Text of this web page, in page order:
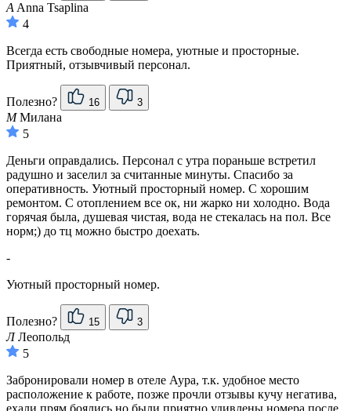
A Anna Tsaplina
4
Всегда есть свободные номера, уютные и просторные.
Приятный, отзывчивый персонал.
Полезно? 16 3
ММилана
5
Деньги оправдались. Персонал с утра пораньше встретил
радушно и заселил за считанные минуты. Спасибо за
оперативность. Уютный просторный номер. С хорошим
ремонтом. С отоплением все ок, ни жарко ни холодно. Вода
горячая была, душевая чистая, вода не стекалась на пол. Все
норм;) до тц можно быстро доехать.
-
Уютный просторный номер.
Полезно? 15 3
ЛЛеопольд
5
Забронировали номер в отеле Аура, т.к. удобное место
расположение к работе, позже прочли отзывы кучу негатива,